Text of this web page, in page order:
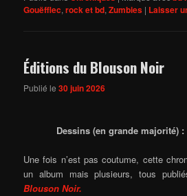
Gouëfflec,rock et bd,Zumbies | Laisser
Éditions du Blouson Noir
Publié le30 juin 2026
Dessins (en grande majorité) :
Une fois n’est pas coutume, cette
un album mais plusieurs, tous
Blouson Noir.